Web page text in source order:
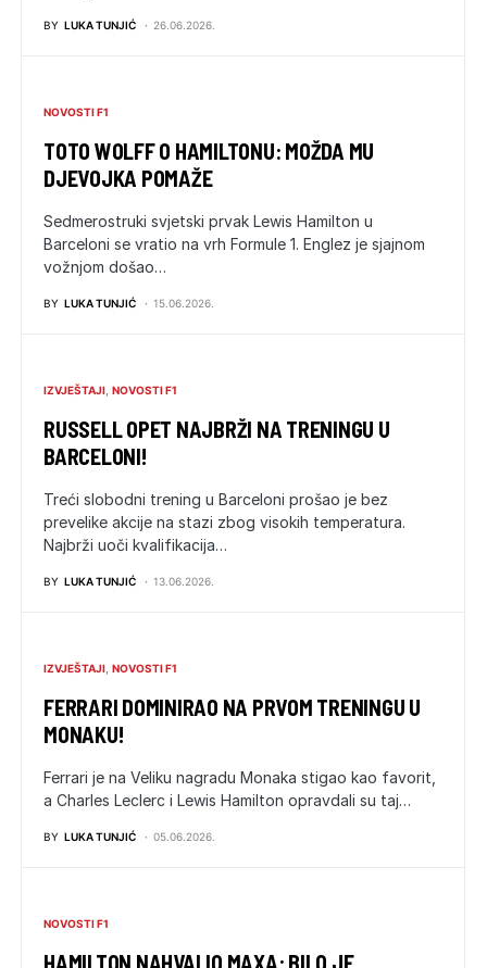
BY LUKA TUNJIĆ 26.06.2026.
NOVOSTI F1
TOTO WOLFF O HAMILTONU: MOŽDA MU
DJEVOJKA POMAŽE
Sedmerostruki svjetski prvak Lewis Hamilton u
Barceloni se vratio na vrh Formule 1. Englez je sjajnom
vožnjom došao…
BY LUKA TUNJIĆ 15.06.2026.
IZVJEŠTAJI NOVOSTI F1
RUSSELL OPET NAJBRŽI NA TRENINGU U
BARCELONI!
Treći slobodni trening u Barceloni prošao je bez
prevelike akcije na stazi zbog visokih temperatura.
Najbrži uoči kvalifikacija…
BY LUKA TUNJIĆ 13.06.2026.
IZVJEŠTAJI NOVOSTI F1
FERRARI DOMINIRAO NA PRVOM TRENINGU U
MONAKU!
Ferrari je na Veliku nagradu Monaka stigao kao favorit,
a Charles Leclerc i Lewis Hamilton opravdali su taj…
BY LUKA TUNJIĆ 05.06.2026.
NOVOSTI F1
HAMILTON NAHVALIO MAXA: BILO JE